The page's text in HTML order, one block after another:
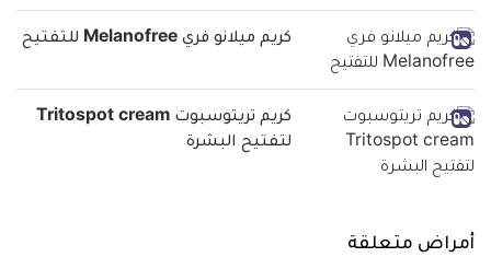
كريم ميلانو فري Melanofree للتفتيح
كريم تريتوسبوت Tritospot cream
لتفتيح البشرة
أمراض متعلقة